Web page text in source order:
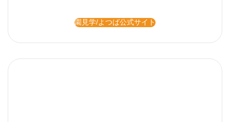
園見学/よつば公式サイト